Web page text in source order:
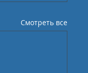
Смотреть все